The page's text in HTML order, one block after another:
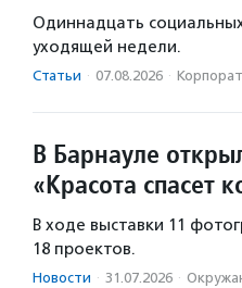
Одиннадцать
уходящей недели.
Статьи · 07.08.2026 ·
В Барнауле
«Красота спасет
В ходе выставки 11
18 проектов.
Новости · 31.07.2026 ·